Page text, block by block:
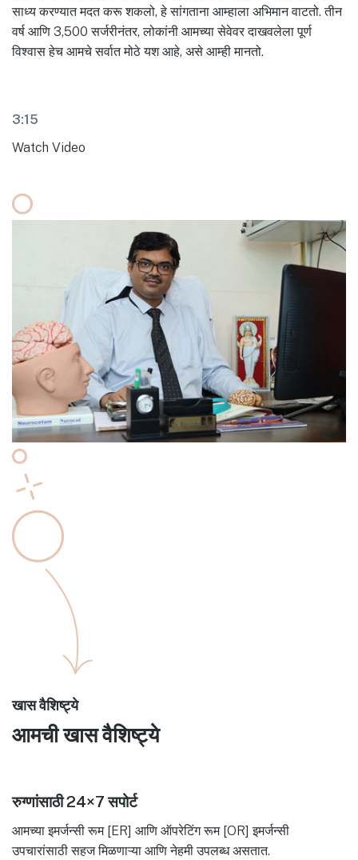
साध्य करण्यात मदत करू शकलो, हे सांगताना आम्हाला अभिमान वाटतो. तीन
वर्ष आणि 3,500 सर्जरीनंतर, लोकांनी आमच्या सेवेवर दाखवलेला पूर्ण
विश्वास हेच आमचे सर्वात मोठे यश आहे, असे आम्ही मानतो.
3:15
Watch Video
खास वैशिष्ट्ये
आमची खास वैशिष्ट्ये
रुग्णांसाठी 24×7 सपोर्ट
आमच्या इमर्जन्सी रूम [ER] आणि ऑपरेटिंग रूम [OR] इमर्जन्सी
उपचारांसाठी सहज मिळणाऱ्या आणि नेहमी उपलब्ध असतात.